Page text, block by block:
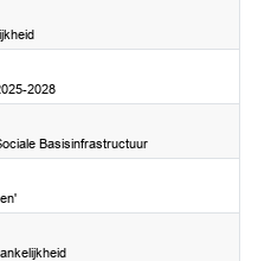
2028
Basisinfrastructuur